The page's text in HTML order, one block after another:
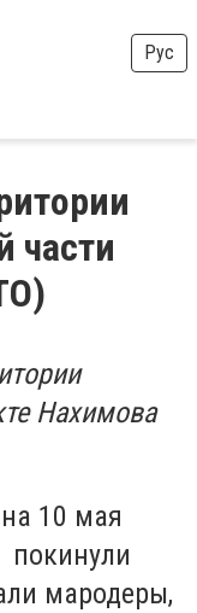
Рус
части
Нахимова
10 мая
покинули
мародеры,